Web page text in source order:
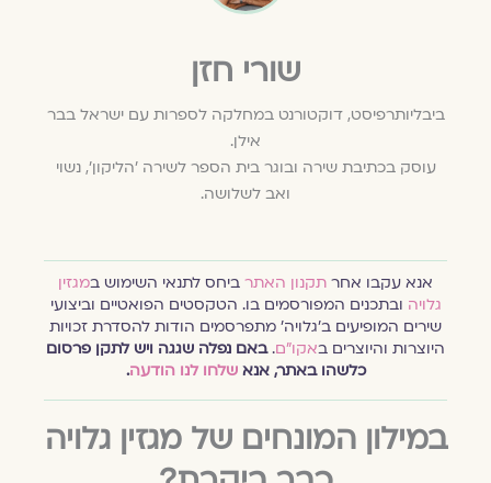
שורי חזן
ביבליותרפיסט, דוקטורנט במחלקה לספרות עם ישראל בבר
אילן.
עוסק בכתיבת שירה ובוגר בית הספר לשירה 'הליקון', נשוי
ואב לשלושה.
אנא עקבו אחרתקנון האתרביחס לתנאי השימוש ב מגזין
גלויהובתכנים המפורסמים בו. הטקסטים הפואטיים וביצועי
שירים המופיעים ב׳גלויה׳ מתפרסמים הודות להסדרת זכויות
היוצרות והיוצרים ב אקו״ם.באם נפלה שגגה ויש לתקן פרסום
כלשהו באתר, אנאשלחו לנו הודעה.
במילון המונחים של מגזין גלויה